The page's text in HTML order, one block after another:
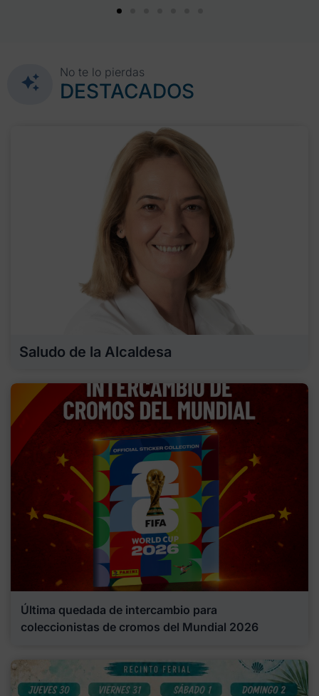
No te lo pierdas
DESTACADOS
Saludo de la Alcaldesa
Última quedada de intercambio para
coleccionistas de cromos del Mundial 2026